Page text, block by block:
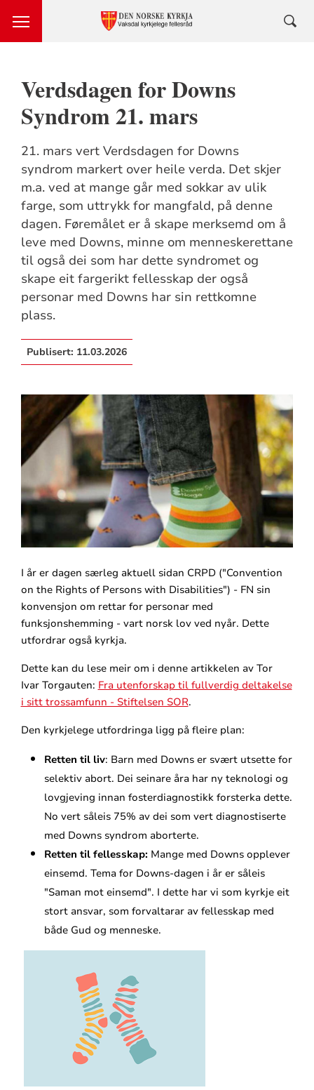
Verdsdagen for Downs
Syndrom 21. mars
21. mars vert Verdsdagen for Downs
syndrom markert over heile verda. Det skjer
m.a. ved at mange går med sokkar av ulik
farge, som uttrykk for mangfald, på denne
dagen. Føremålet er å skape merksemd om å
leve med Downs, minne om menneskerettane
til også dei som har dette syndromet og
skape eit fargerikt fellesskap der også
personar med Downs har sin rettkomne
plass.
Publisert: 11.03.2026
I år er dagen særleg aktuell sidan CRPD ("Convention
on the Rights of Persons with Disabilities") - FN sin
konvensjon om rettar for personar med
funksjonshemming - vart norsk lov ved nyår. Dette
utfordrar også kyrkja.
Dette kan du lese meir om i denne artikkelen av Tor
Ivar Torgauten: Fra utenforskap til fullverdig deltakelse
i sitt trossamfunn - Stiftelsen SOR.
Den kyrkjelege utfordringa ligg på fleire plan:
Retten til liv: Barn med Downs er svært utsette for
selektiv abort. Dei seinare åra har ny teknologi og
lovgjeving innan fosterdiagnostikk forsterka dette.
No vert såleis 75% av dei som vert diagnostiserte
med Downs syndrom aborterte.
Retten til fellesskap: Mange med Downs opplever
einsemd. Tema for Downs-dagen i år er såleis
"Saman mot einsemd". I dette har vi som kyrkje eit
stort ansvar, som forvaltarar av fellesskap med
både Gud og menneske.